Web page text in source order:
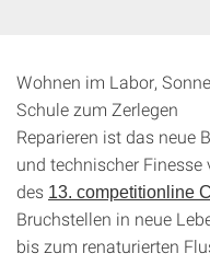
Wohnen im Labor,
Schule zum Zerlegen
Reparieren ist das neue
und technischer
des 13. competitionline
Bruchstellen in neue
bis zum renaturierten